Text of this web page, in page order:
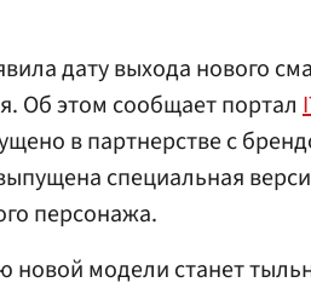
дату выхода нового
Об этом сообщает портал
в партнерстве с
специальная
персонажа.
новой модели станет